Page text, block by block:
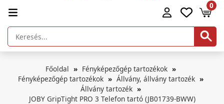
0
Főoldal
Fényképezőgép tartozékok
Fényképezőgép tartozékok
Állvány, állvány tartozék
Állvány tartozék
JOBY GripTight PRO 3 Telefon tartó (JB01739-BWW)